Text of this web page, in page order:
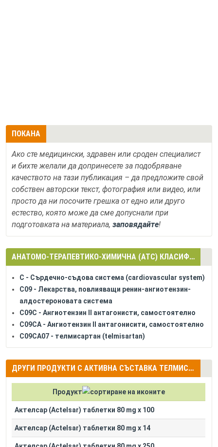
ПОКАНА
Ако сте медицински, здравен или сроден специалист
и бихте желали да допринесете за подобряване
качеството на тази публикация – да предложите свой
собствен авторски текст, фотография или видео, или
просто да ни посочите грешка от едно или друго
естество, която може да сме допуснали при
подготовката на материала, заповядайте!
АНАТОМО-ТЕРАПЕВТИКО-ХИМИЧНА (АТС) КЛАСИФИКАЦИЯ
C - Сърдечно-съдова система (cardiovascular system)
C09 - Лекарства, повлияващи ренин-ангиотензин-
алдостероновата система
C09C - Ангиотензин II антагонисти, самостоятелно
C09CA - Ангиотензин II антагонисити, самостоятелно
C09CA07 - телмисартан (telmisartan)
ДРУГИ ПРОДУКТИ С АКТИВНА СЪСТАВКА ТЕЛМИСАРТАН (TELMISARTAN)
Продукт
Актелсар (Actelsar) таблетки 80 mg x 100
Актелсар (Actelsar) таблетки 80 mg x 14